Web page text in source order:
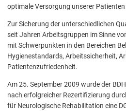
optimale Versorgung unserer
Zur Sicherung der unterschiedlichen
seit Jahren Arbeitsgruppen im Sinne
mit Schwerpunkten in den Bereichen
Hygienestandards, Arbeitssicherheit,
Patientenzufriedenheit.
Am 25. September 2009 wurde der
nach erfolgreicher Rezertifizierung
für Neurologische Rehabilitation eine